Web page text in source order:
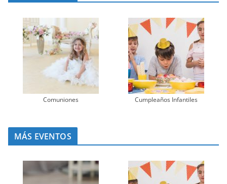
Comuniones Cumpleaños Infantiles
MÁS EVENTOS